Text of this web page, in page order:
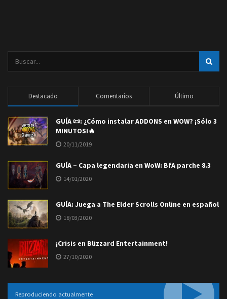
Destacado Comentarios Último
GUÍA 📜: ¿Cómo instalar ADDONS en WOW? ¡Sólo 3
MINUTOS!🔥
20/11/2019
GUÍA – Capa legendaria en WoW: BfA parche 8.3
14/01/2020
GUÍA: Juega a The Elder Scrolls Online en español
18/03/2020
¡Crisis en Blizzard Entertainment!
27/10/2020
Reproduciendo actualmente